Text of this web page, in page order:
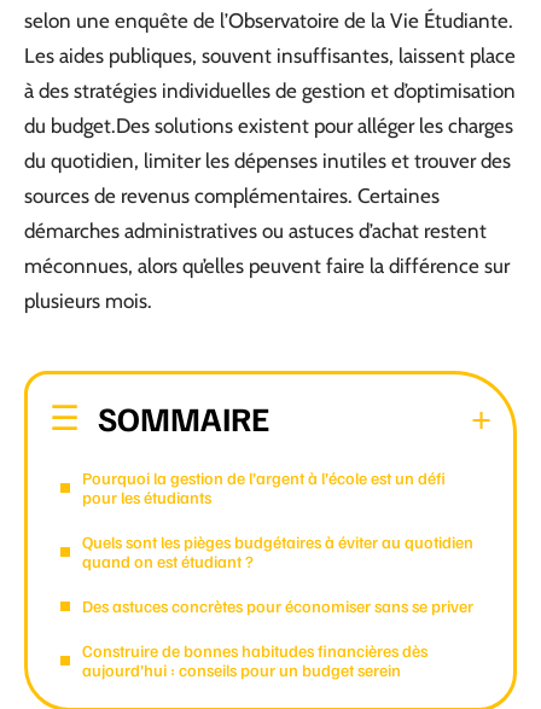
selon une enquête de l’Observatoire de la Vie Étudiante.
Les aides publiques, souvent insuffisantes, laissent place
à des stratégies individuelles de gestion et d’optimisation
du budget.Des solutions existent pour alléger les charges
du quotidien, limiter les dépenses inutiles et trouver des
sources de revenus complémentaires. Certaines
démarches administratives ou astuces d’achat restent
méconnues, alors qu’elles peuvent faire la différence sur
plusieurs mois.
SOMMAIRE
Pourquoi la gestion de l’argent à l’école est un défi
pour les étudiants
Quels sont les pièges budgétaires à éviter au quotidien
quand on est étudiant ?
Des astuces concrètes pour économiser sans se priver
Construire de bonnes habitudes financières dès
aujourd’hui : conseils pour un budget serein